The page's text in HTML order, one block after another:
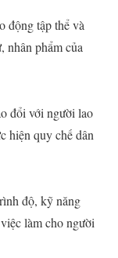
động tập thể và
nhân phẩm của
đổi với người lao
hiện quy chế dân
độ, kỹ năng
làm cho người